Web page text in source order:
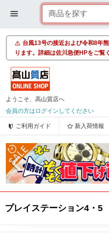
台風13号の接近および令和8年
ります。詳細は佐川急便HPをご覧
ようこそ、高山質店へ
会員の方はログインしてください
ご利用ガイド 新入荷情報
プレイステーション4・5